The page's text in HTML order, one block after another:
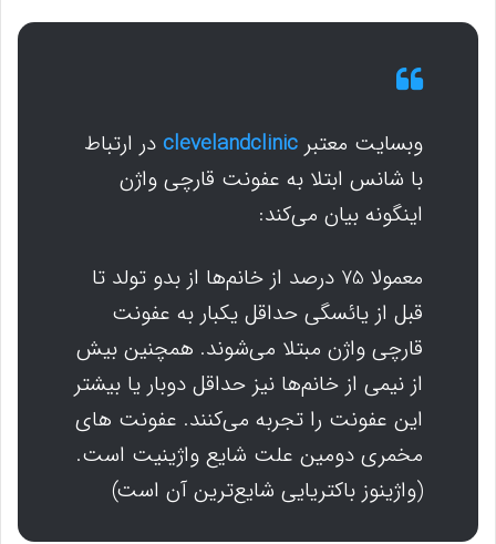
وبسایت معتبر clevelandclinic در ارتباط
با شانس ابتلا به عفونت قارچی واژن
اینگونه بیان می‌کند:
معمولا 75 درصد از خانم‌ها از بدو تولد تا
قبل از یائسگی حداقل یکبار به عفونت
قارچی واژن مبتلا می‌شوند. همچنین بیش
از نیمی از خانم‌ها نیز حداقل دوبار یا بیشتر
این عفونت را تجربه می‌کنند. عفونت های
مخمری دومین علت شایع واژینیت است.
(واژینوز باکتریایی شایع‌ترین آن است)